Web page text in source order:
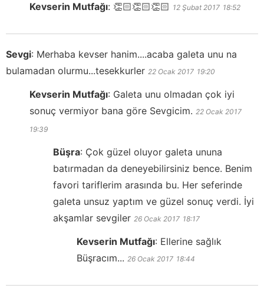
Kevserin Mutfağı: 👏🏻👏🏻👏🏻 12 Şubat 2017 18:52
Sevgi: Merhaba kevser hanim....acaba galeta unu na
bulamadan olurmu...tesekkurler 22 Ocak 2017 19:20
Kevserin Mutfağı: Galeta unu olmadan çok iyi
sonuç vermiyor bana göre Sevgicim. 22 Ocak 2017
19:39
Büşra: Çok güzel oluyor galeta ununa
batırmadan da deneyebilirsiniz bence. Benim
favori tariflerim arasında bu. Her seferinde
galeta unsuz yaptım ve güzel sonuç verdi. İyi
akşamlar sevgiler 26 Ocak 2017 18:17
Kevserin Mutfağı: Ellerine sağlık
Büşracım... 26 Ocak 2017 18:44